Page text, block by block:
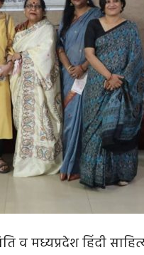
व मध्यप्रदेश हिंदी